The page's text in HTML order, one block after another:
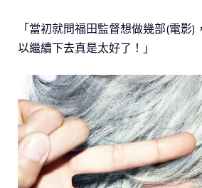
「當初就問福田監督想做幾部(電影
以繼續下去真是太好了！」